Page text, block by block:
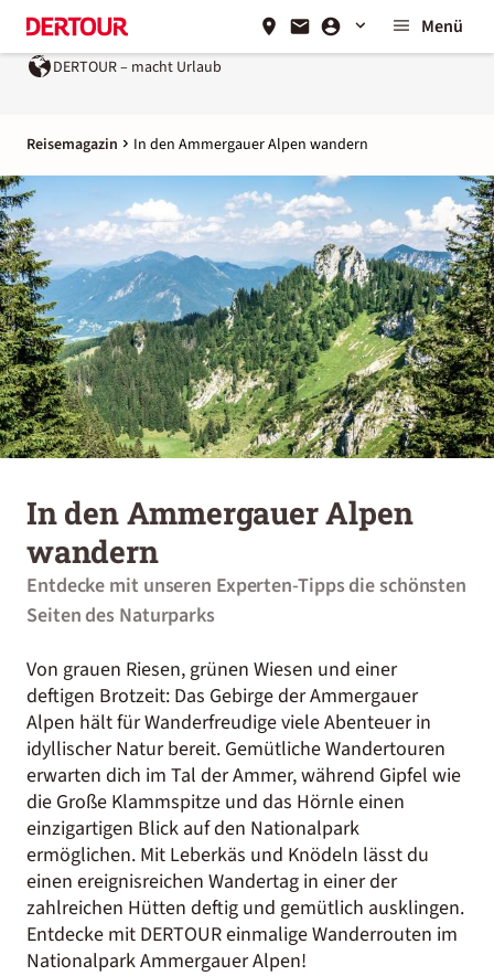
Menü
DERTOUR – macht Urlaub
Reisemagazin In den Ammergauer Alpen wandern
In den Ammergauer Alpen
wandern
Entdecke mit unseren Experten-Tipps die schönsten
Seiten des Naturparks
Von grauen Riesen, grünen Wiesen und einer
deftigen Brotzeit: Das Gebirge der Ammergauer
Alpen hält für Wanderfreudige viele Abenteuer in
idyllischer Natur bereit. Gemütliche Wandertouren
erwarten dich im Tal der Ammer, während Gipfel wie
die Große Klammspitze und das Hörnle einen
einzigartigen Blick auf den Nationalpark
ermöglichen. Mit Leberkäs und Knödeln lässt du
einen ereignisreichen Wandertag in einer der
zahlreichen Hütten deftig und gemütlich ausklingen.
Entdecke mit DERTOUR einmalige Wanderrouten im
Nationalpark Ammergauer Alpen!